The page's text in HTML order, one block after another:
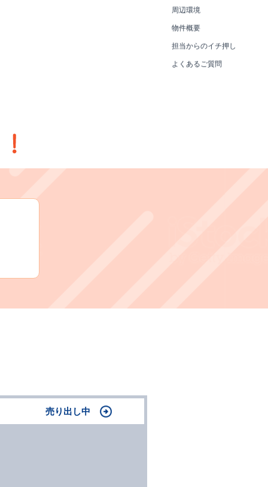
売り出し中
周辺環境
物件概要
担当からのイチ押し
よくあるご質問